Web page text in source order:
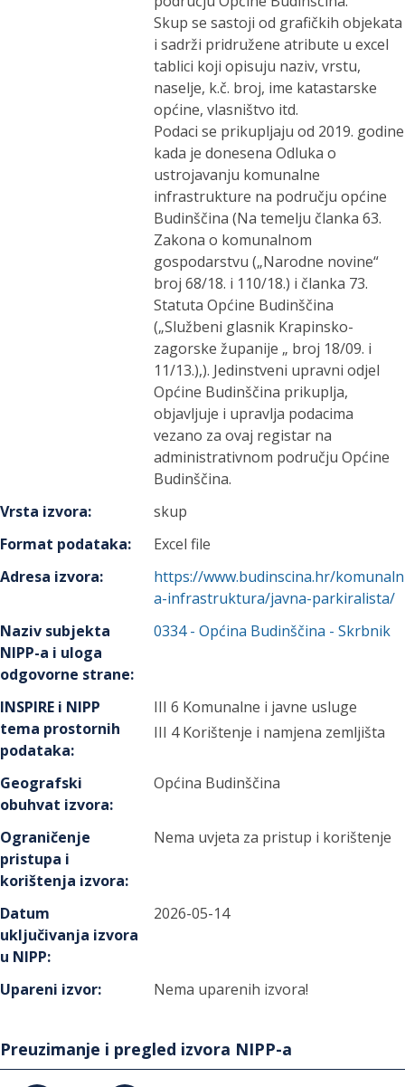
Skup se sastoji od grafičkih objekata
i sadrži pridružene atribute u excel
tablici koji opisuju naziv, vrstu,
naselje, k.č. broj, ime katastarske
općine, vlasništvo itd.
Podaci se prikupljaju od 2019. godine
kada je donesena Odluka o
ustrojavanju komunalne
infrastrukture na području općine
Budinščina (Na temelju članka 63.
Zakona o komunalnom
gospodarstvu („Narodne novine“
broj 68/18. i 110/18.) i članka 73.
Statuta Općine Budinščina
(„Službeni glasnik Krapinsko-
zagorske županije „ broj 18/09. i
11/13.),). Jedinstveni upravni odjel
Općine Budinščina prikuplja,
objavljuje i upravlja podacima
vezano za ovaj registar na
administrativnom području Općine
Budinščina.
Vrsta izvora:
skup
Format podataka:
Excel file
Adresa izvora:
https://www.budinscina.hr/komunaln
a-infrastruktura/javna-parkiralista/
Naziv subjekta
NIPP-a i uloga
odgovorne strane:
0334-Općina Budinščina - Skrbnik
INSPIRE i NIPP
tema prostornih
podataka:
III 6 Komunalne i javne usluge
III 4 Korištenje i namjena zemljišta
Geografski
obuhvat izvora:
Općina Budinščina
Ograničenje
pristupa i
korištenja izvora:
Nema uvjeta za pristup i korištenje
Datum
uključivanja izvora
u NIPP:
2026-05-14
Upareni izvor: Nema uparenih izvora!
Preuzimanje i pregled izvora NIPP-a